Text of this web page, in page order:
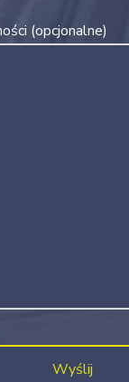
(opcjonalne)